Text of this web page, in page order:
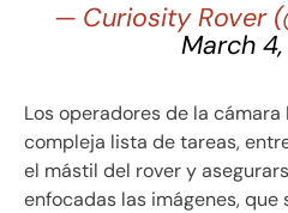
— Curiosity Rover
March
Los operadores de la
compleja lista de tareas,
el mástil del rover y
enfocadas las imágenes,